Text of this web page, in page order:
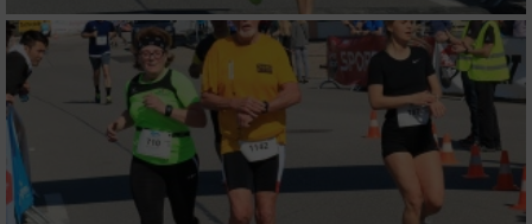
Verwendung reduzierter Daten zur Auswahl
von Werbeanzeigen
Erstellung von Profilen für personalisierte
Werbung
Verwendung von Profilen zur Auswahl
personalisierter Werbung